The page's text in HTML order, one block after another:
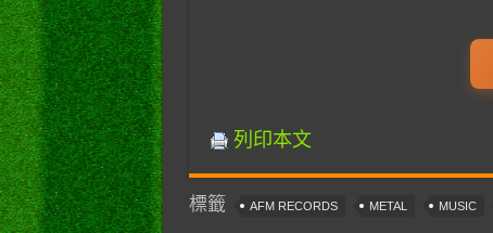
列印本文
標籤 AFM RECORDS METAL MUSIC